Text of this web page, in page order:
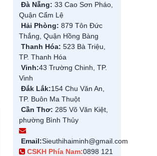
Đà Nẵng: 33 Cao Sơn Pháo,
Quận Cẩm Lệ
Hải Phòng: 879 Tôn Đức
Thắng, Quận Hồng Bàng
Thanh Hóa: 523 Bà Triệu,
TP. Thanh Hóa
Vinh:43 Trường Chinh, TP.
Vinh
Đắk Lắk:154 Chu Văn An,
TP. Buôn Ma Thuột
Cần Thơ: 285 Võ Văn Kiệt,
phường Bình Thủy
Email:Sieuthihaiminh@gmail.com
CSKH Phía Nam:0898 121